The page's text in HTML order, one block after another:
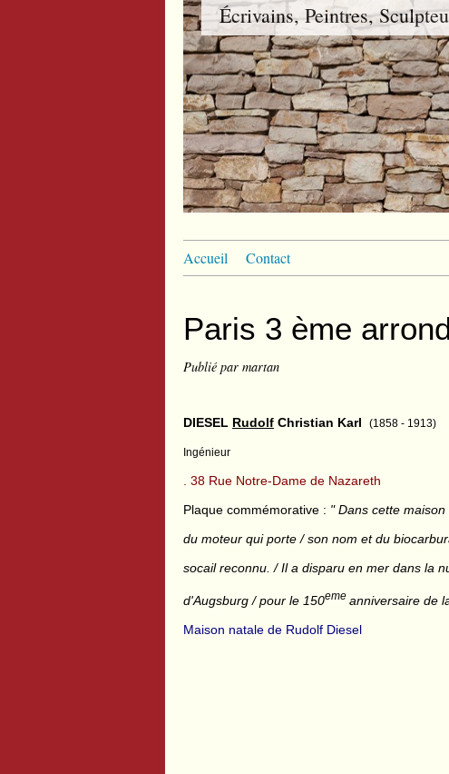
Écrivains, Peintres,
Accueil Contact
Paris 3 ème
Publié par martan
DIESEL Rudolf Christian Karl (1858 - 1913)
Ingénieur
. 38 Rue Notre-Dame de Nazareth
Plaque commémorative : " Dans cette
du moteur qui porte / son nom et du
socail reconnu. / Il a disparu en mer dans la
d'Augsburg / pour le 150eme anniversaire de
Maison natale de Rudolf Diesel